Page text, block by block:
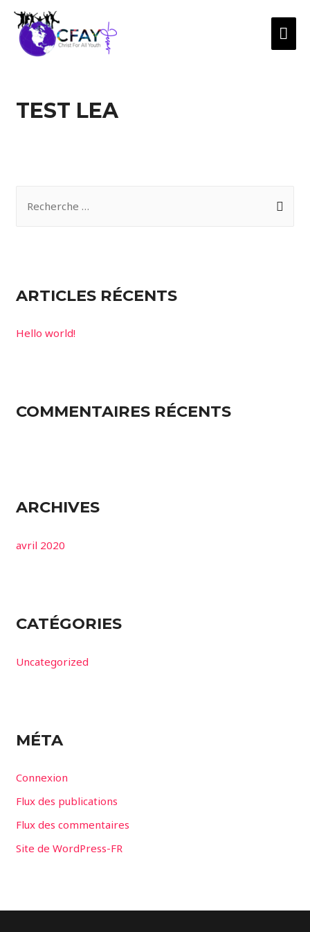
ARTICLES RÉCENTS
Hello world!
COMMENTAIRES RÉCENTS
ARCHIVES
avril 2020
CATÉGORIES
Uncategorized
MÉTA
Connexion
Flux des publications
Flux des commentaires
Site de WordPress-FR
TEST LEA